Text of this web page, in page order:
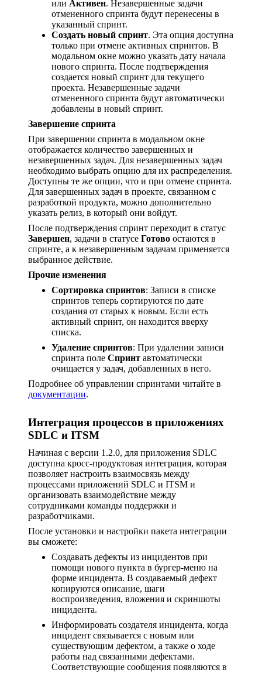
или Активен. Незавершенные задачи
отмененного спринта будут перенесены в
указанный спринт.
Создать новый спринт. Эта опция доступна
только при отмене активных спринтов. В
модальном окне можно указать дату начала
нового спринта. После подтверждения
создается новый спринт для текущего
проекта. Незавершенные задачи
отмененного спринта будут автоматически
добавлены в новый спринт.
Завершение спринта
При завершении спринта в модальном окне
отображается количество завершенных и
незавершенных задач. Для незавершенных задач
необходимо выбрать опцию для их распределения.
Доступны те же опции, что и при отмене спринта.
Для завершенных задач в проекте, связанном с
разработкой продукта, можно дополнительно
указать релиз, в который они войдут.
После подтверждения спринт переходит в статус
Завершен, задачи в статусе Готово остаются в
спринте, а к незавершенным задачам применяется
выбранное действие.
Прочие изменения
Сортировка спринтов: Записи в списке
спринтов теперь сортируются по дате
создания от старых к новым. Если есть
активный спринт, он находится вверху
списка.
Удаление спринтов: При удалении записи
спринта поле Спринт автоматически
очищается у задач, добавленных в него.
Подробнее об управлении спринтами читайте в
документации.
Интеграция процессов в приложениях
SDLC и ITSM
Начиная с версии 1.2.0, для приложения SDLC
доступна кросс-продуктовая интеграция, которая
позволяет настроить взаимосвязь между
процессами приложений SDLC и ITSM и
организовать взаимодействие между
сотрудниками команды поддержки и
разработчиками.
После установки и настройки пакета интеграции
вы сможете:
Создавать дефекты из инцидентов при
помощи нового пункта в бургер-меню на
форме инцидента. В создаваемый дефект
копируются описание, шаги
воспроизведения, вложения и скриншоты
инцидента.
Информировать создателя инцидента, когда
инцидент связывается с новым или
существующим дефектом, а также о ходе
работы над связанными дефектами.
Соответствующие сообщения появляются в